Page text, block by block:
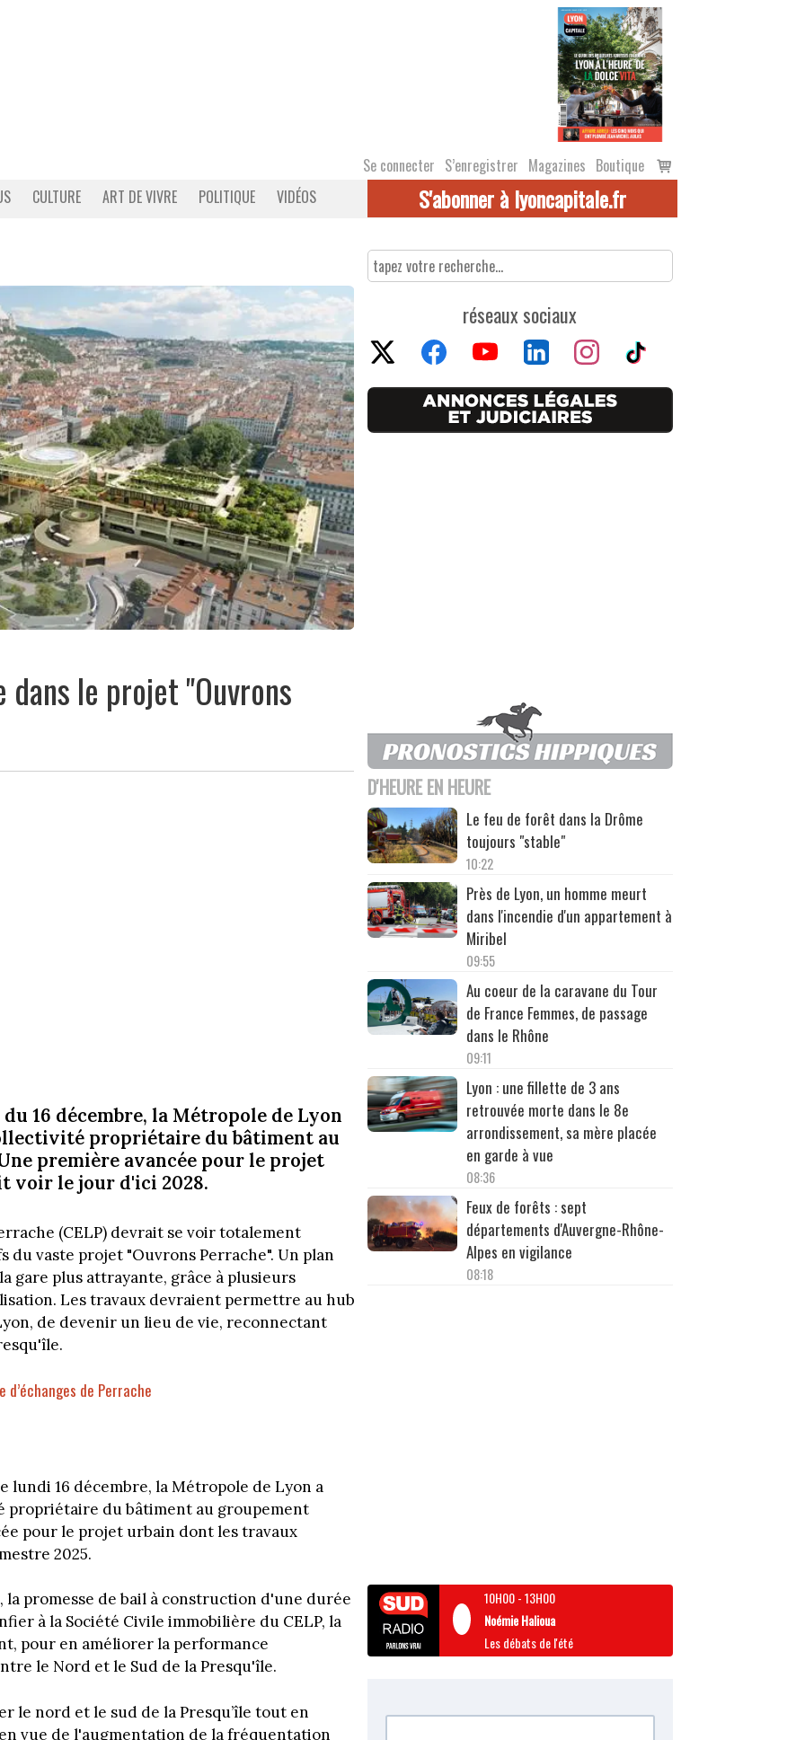
Se connecter S’enregistrer Magazines Boutique
Voir
le
CULTURE ART DE VIVRE POLITIQUE VIDÉOS S'abonner à lyoncapitale.fr
dans le projet "Ouvrons
16 décembre, la Métropole de Lyon
propriétaire du bâtiment au
première avancée pour le projet
voir le jour d'ici 2028.
(CELP) devrait se voir totalement
du vaste projet "Ouvrons Perrache". Un plan
gare plus attrayante, grâce à plusieurs
Les travaux devraient permettre au hub
de devenir un lieu de vie, reconnectant
de Perrache
16 décembre, la Métropole de Lyon a
du bâtiment au groupement
pour le projet urbain dont les travaux
2025.
promesse de bail à construction d'une durée
à la Société Civile immobilière du CELP, la
pour en améliorer la performance
le Nord et le Sud de la Presqu'île.
le nord et le sud de la Presqu’île tout en
vue de l'augmentation de la fréquentation
réseaux sociaux
D'HEURE EN HEURE
Le feu de forêt dans la Drôme
toujours "stable"
10:22
Près de Lyon, un homme meurt
dans l'incendie d'un appartement à
Miribel
09:55
Au coeur de la caravane du Tour
de France Femmes, de passage
dans le Rhône
09:11
Lyon : une fillette de 3 ans
retrouvée morte dans le 8e
arrondissement, sa mère placée
en garde à vue
08:36
Feux de forêts : sept
départements d'Auvergne-Rhône-
Alpes en vigilance
08:18
10H00-13H00
Noémie Halioua
Les débats de l'été